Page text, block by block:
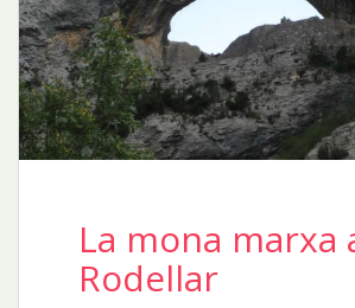
La mona marxa
Rodellar